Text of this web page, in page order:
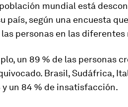
mundial está
país, según una encuesta
personas en las diferentes
un 89 % de las personas
Brasil, Sudáfrica,
un 84 % de insatisfacción.